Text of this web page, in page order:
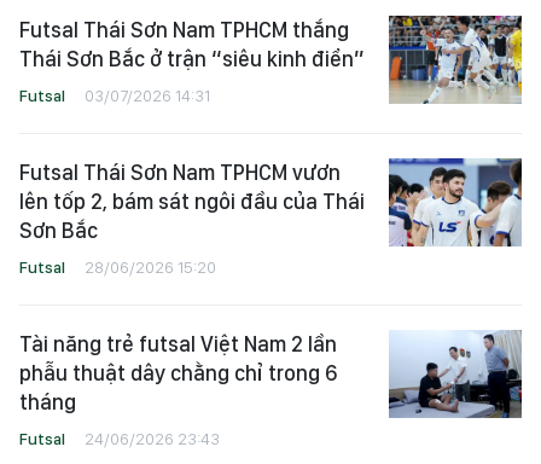
Futsal Thái Sơn Nam TPHCM thắng
Thái Sơn Bắc ở trận “siêu kinh điển”
Futsal 03/07/2026 14:31
Futsal Thái Sơn Nam TPHCM vươn
lên tốp 2, bám sát ngôi đầu của Thái
Sơn Bắc
Futsal 28/06/2026 15:20
Tài năng trẻ futsal Việt Nam 2 lần
phẫu thuật dây chằng chỉ trong 6
tháng
Futsal 24/06/2026 23:43